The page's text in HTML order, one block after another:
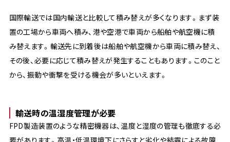
国際輸送では国内輸送と比較して積み替えが多くなります。まず装
置の工場から車両へ積み、港や空港で車両から船舶や航空機に積
み替えます。輸送先に到着後は船舶や航空機から車両に積み替え、
その後、必要に応じて積み替えが発生することもあります。このこと
から、振動や衝撃を受ける機会が多いといえます。
輸送時の温湿度管理が必要
FPD製造装置のような精密機器は、温度と湿度の管理も徹底する必
要があります。高温・低温環境下にさらすと劣化や結露による故障